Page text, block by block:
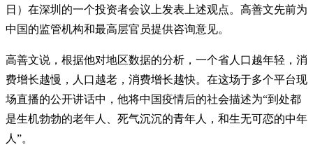
日）在深圳的一个投资者会议上发表上述观点。高善文先前为
中国的监管机构和最高层官员提供咨询意见。
高善文说，根据他对地区数据的分析，一个省人口越年轻，消
费增长越慢，人口越老，消费增长越快。在这场于多个平台现
场直播的公开讲话中，他将中国疫情后的社会描述为“到处都
是生机勃勃的老年人、死气沉沉的青年人，和生无可恋的中年
人”。